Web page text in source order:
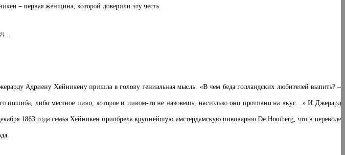
– первая женщина, которой доверили эту честь.
Адриену Хейникену пришла в голову гениальная мысль. «В чем беда голландских любителей выпить? –
пошиба, либо местное пиво, которое и пивом-то не назовешь, настолько оно противно на вкус…» И Джерард
1863 года семья Хейникен приобрела крупнейшую амстердамскую пивоварню De Hooiberg, что в переводе